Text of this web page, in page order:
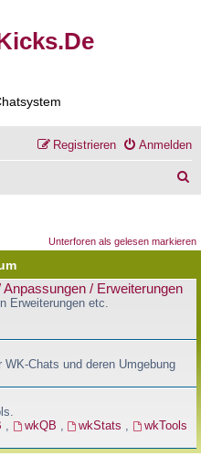
Anmelden
Registrieren
e
Unterforen als gelesen markieren
Anpassungen / Erweiterungen
Erweiterungen etc.
Chats und deren Umgebung
wkQB wkStats
wkTools